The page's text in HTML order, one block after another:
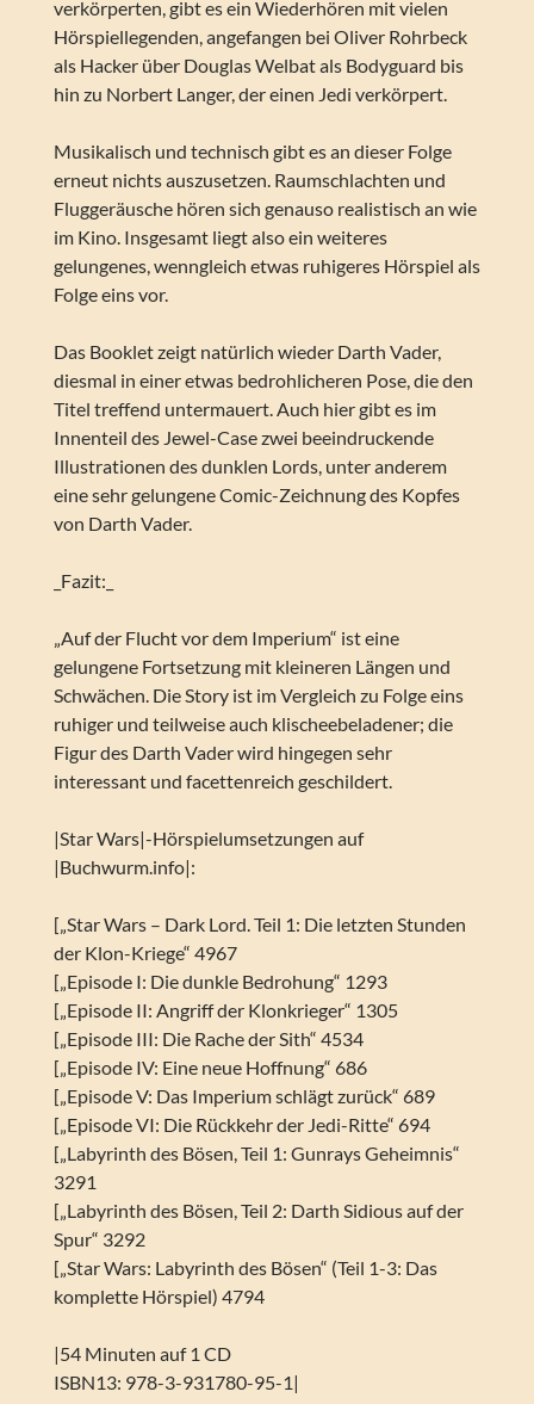
verkörperten, gibt es ein Wiederhören mit vielen
Hörspiellegenden, angefangen bei Oliver Rohrbeck
als Hacker über Douglas Welbat als Bodyguard bis
hin zu Norbert Langer, der einen Jedi verkörpert.
Musikalisch und technisch gibt es an dieser Folge
erneut nichts auszusetzen. Raumschlachten und
Fluggeräusche hören sich genauso realistisch an wie
im Kino. Insgesamt liegt also ein weiteres
gelungenes, wenngleich etwas ruhigeres Hörspiel als
Folge eins vor.
Das Booklet zeigt natürlich wieder Darth Vader,
diesmal in einer etwas bedrohlicheren Pose, die den
Titel treffend untermauert. Auch hier gibt es im
Innenteil des Jewel-Case zwei beeindruckende
Illustrationen des dunklen Lords, unter anderem
eine sehr gelungene Comic-Zeichnung des Kopfes
von Darth Vader.
_Fazit:_
„Auf der Flucht vor dem Imperium“ ist eine
gelungene Fortsetzung mit kleineren Längen und
Schwächen. Die Story ist im Vergleich zu Folge eins
ruhiger und teilweise auch klischeebeladener; die
Figur des Darth Vader wird hingegen sehr
interessant und facettenreich geschildert.
|Star Wars|-Hörspielumsetzungen auf
|Buchwurm.info|:
[„Star Wars – Dark Lord. Teil 1: Die letzten Stunden
der Klon-Kriege“ 4967
[„Episode I: Die dunkle Bedrohung“ 1293
[„Episode II: Angriff der Klonkrieger“ 1305
[„Episode III: Die Rache der Sith“ 4534
[„Episode IV: Eine neue Hoffnung“ 686
[„Episode V: Das Imperium schlägt zurück“ 689
[„Episode VI: Die Rückkehr der Jedi-Ritte“ 694
[„Labyrinth des Bösen, Teil 1: Gunrays Geheimnis“
3291
[„Labyrinth des Bösen, Teil 2: Darth Sidious auf der
Spur“ 3292
[„Star Wars: Labyrinth des Bösen“ (Teil 1-3: Das
komplette Hörspiel) 4794
|54 Minuten auf 1 CD
ISBN13: 978-3-931780-95-1|